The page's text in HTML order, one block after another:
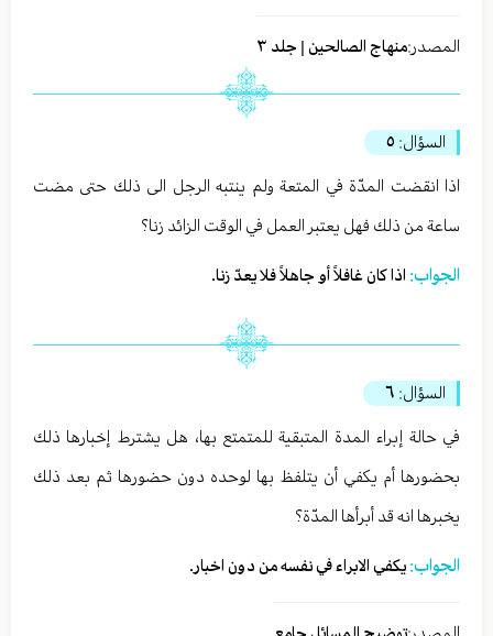
المصدر:منهاج الصالحين | جلد ٣
السؤال: ٥
اذا انقضت المدّة في المتعة ولم ينتبه الرجل الى ذلك حتى مضت
ساعة من ذلك فهل يعتبر العمل في الوقت الزائد زنا؟
الجواب: اذا كان غافلاً أو جاهلاً فلا يعدّ زنا.
السؤال: ٦
في حالة إبراء المدة المتبقية للمتمتع بها، هل يشترط إخبارها ذلك
بحضورها أم يكفي أن يتلفظ بها لوحده دون حضورها ثم بعد ذلك
يخبرها انه قد أبرأها المدّة؟
الجواب: يكفي الابراء في نفسه من دون اخبار.